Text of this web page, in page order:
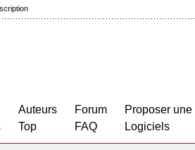
Auteurs
Top
Forum
FAQ
Proposer
Logiciels